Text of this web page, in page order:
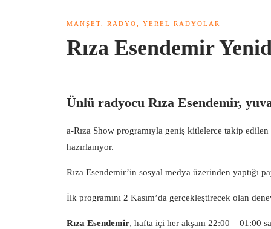
MANŞET RADYO YEREL RADYOLAR
Rıza Esendemir
Ünlü radyocu Rıza Esendemir,
a-Rıza Show programıyla geniş kitlelerce takip
hazırlanıyor.
Rıza Esendemir’in sosyal medya üzerinden yaptığı
İlk programını 2 Kasım’da gerçekleştirecek olan
Rıza Esendemir, hafta içi her akşam 22:00 – 01:00